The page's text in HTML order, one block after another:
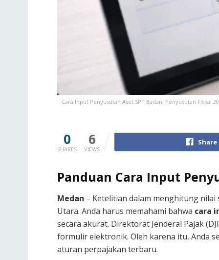
Cara Input Penyusutan Aset SPT Badan, Penyusutan Fiskal
0
SHARES
6
VIEWS
Panduan Cara Input
Medan – Ketelitian dalam menghitung
Utara. Anda harus memahami bahwa cara
secara akurat. Direktorat Jenderal Pajak
formulir elektronik. Oleh karena itu, Anda
aturan perpajakan terbaru.